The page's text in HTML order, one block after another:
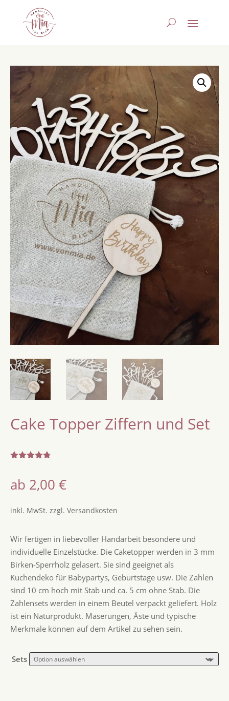
Cake Topper Ziffern und Set
von 5,
basierend
ertungen
ab 2,00 €
inkl. MwSt. zzgl. Versandkosten
Wir fertigen in liebevoller Handarbeit besondere und
individuelle Einzelstücke. Die Caketopper werden in 3 mm
Birken-Sperrholz gelasert. Sie sind geeignet als
Kuchendeko für Babypartys, Geburtstage usw. Die Zahlen
sind 10 cm hoch mit Stab und ca. 5 cm ohne Stab. Die
Zahlensets werden in einem Beutel verpackt geliefert. Holz
ist ein Naturprodukt. Maserungen, Äste und typische
Merkmale können auf dem Artikel zu sehen sein.
Sets